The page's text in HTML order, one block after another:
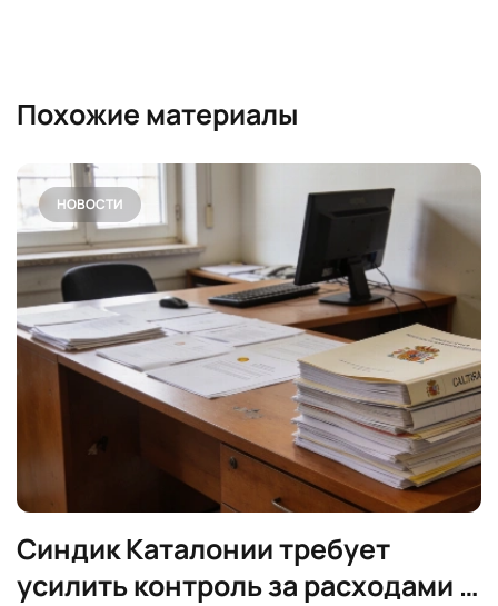
Похожие материалы
НОВОСТИ
Синдик Каталонии требует
усилить контроль за расходами и